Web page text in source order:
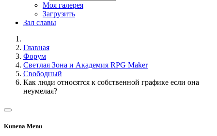
Моя галерея
Загрузить
Зал славы
Главная
Форум
Светлая Зона и Академия RPG Maker
Свободный
Как люди относятся к собственной графике если она
неумелая?
Kunena Menu